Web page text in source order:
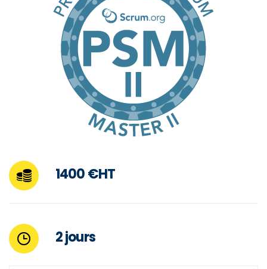
1400 €HT
2 jours